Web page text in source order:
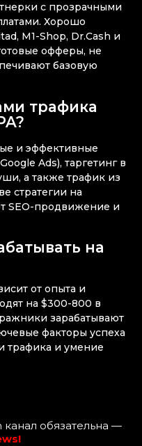
с прозрачными
Хорошо
M1-Shop, Dr.Cash и
офферы, не
базовую
трафика
и эффективные
Ads), таргетинг в
а также трафик из
стратегии на
SEO-продвижение и
на
от опыта и
на $300-800 в
зарабатывают
факторы успеха
трафика и умение
обязательна —